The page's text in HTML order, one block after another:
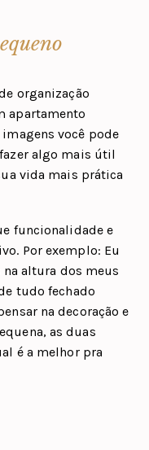
organização
apartamento
você pode
algo mais útil
vida mais prática
funcionalidade e
Por exemplo: Eu
altura dos meus
tudo fechado
na decoração e
as duas
é a melhor pra